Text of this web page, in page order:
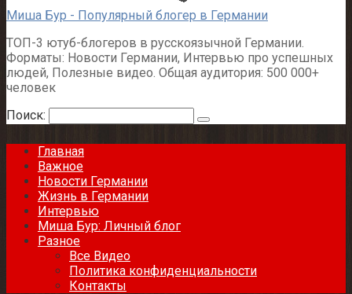
Миша Бур - Популярный блогер в Германии
ТОП-3 ютуб-блогеров в русскоязычной Германии.
Форматы: Новости Германии, Интервью про успешных
людей, Полезные видео. Общая аудитория: 500 000+
человек
Поиск:
Главная
Важное
Новости Германии
Жизнь в Германии
Интервью
Миша Бур: Личный блог
Разное
Все Видео
Политика конфиденциальности
Контакты